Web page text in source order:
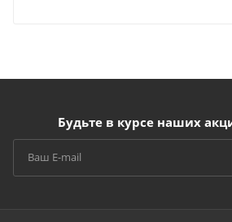
Будьте в курсе наших